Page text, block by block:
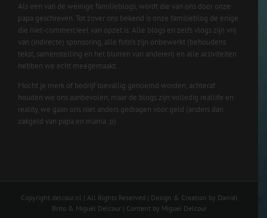
Als een van de weinige familieblogs, wordt die van ons door onze
papa geschreven. Tot zover ons bekend is onze familieblog de enige
die niet-commercieel van opzet is. Alle blogs en zelfs vlogs zijn vrij
van (indirecte) sponsoring, alle foto’s zijn onbewerkt (behoudens
tekst, samenstelling en het blurren van anderen) en alle activiteiten
hebben we echt meegemaakt.
Mocht je merk of bedrijf toevallig genoemd worden, achteraf
houden we ons aanbevolen, maar de blogs zijn volledig reallife en
reality, we gaan ons niet anders gedragen voor geld (anders dan
zakgeld van papa en mama ;o)
Copyright delcour.nl | All Rights Reserved | Design & Creation by Daniël
Brito & Miguel Delcour | Content by Miguel Delcour